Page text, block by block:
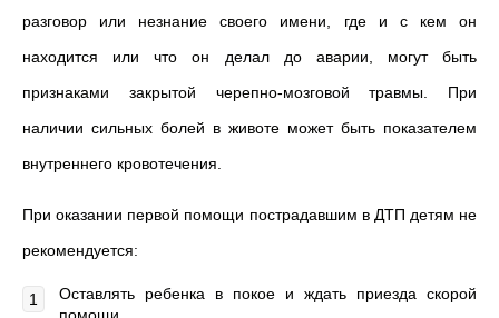
разговор или незнание своего имени, где и с кем он
находится или что он делал до аварии, могут быть
признаками закрытой черепно-мозговой травмы. При
наличии сильных болей в животе может быть показателем
внутреннего кровотечения.
При оказании первой помощи пострадавшим в ДТП детям не
рекомендуется:
Оставлять ребенка в покое и ждать приезда скорой